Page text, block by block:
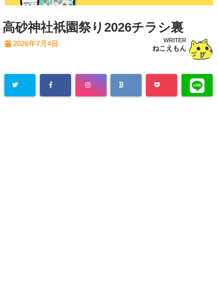
高砂神社祇園祭り2026チラシ裏
2026年7月4日 WRITER
ねこえもん